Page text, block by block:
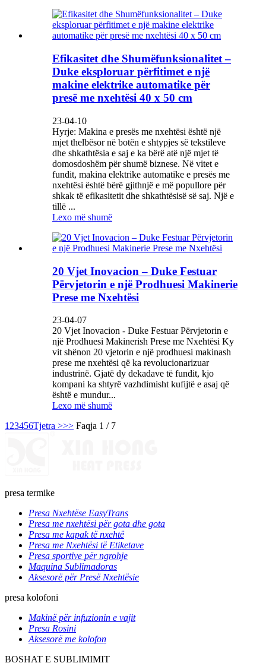
Efikasitet dhe Shumëfunksionalitet –
Duke eksploruar përfitimet e një
makine elektrike automatike për
presë me nxehtësi 40 x 50 cm
23-04-10
Hyrje: Makina e presës me nxehtësi është një
mjet thelbësor në botën e shtypjes së tekstileve
dhe shkathtësia e saj e ka bërë atë një mjet të
domosdoshëm për shumë biznese. Në vitet e
fundit, makina elektrike automatike e presës me
nxehtësi është bërë gjithnjë e më popullore për
shkak të efikasitetit dhe shkathtësisë së saj. Një e
tillë ...
Lexo më shumë
20 Vjet Inovacion – Duke Festuar
Përvjetorin e një Prodhuesi Makinerie
Prese me Nxehtësi
23-04-07
20 Vjet Inovacion - Duke Festuar Përvjetorin e
një Prodhuesi Makinerish Prese me Nxehtësi Ky
vit shënon 20 vjetorin e një prodhuesi makinash
prese me nxehtësi që ka revolucionarizuar
industrinë. Gjatë dy dekadave të fundit, kjo
kompani ka shtyrë vazhdimisht kufijtë e asaj që
është e mundur...
Lexo më shumë
1 23456Tjetra >>> Faqja 1 / 7
presa termike
Presa Nxehtëse EasyTrans
Presa me nxehtësi për gota dhe gota
Presa me kapak të nxehtë
Presa me Nxehtësi të Etiketave
Presa sportive për ngrohje
Maquina Sublimadoras
Aksesorë për Presë Nxehtësie
presa kolofoni
Makinë për infuzionin e vajit
Presa Rosini
Aksesorë me kolofon
BOSHAT E SUBLIMIMIT